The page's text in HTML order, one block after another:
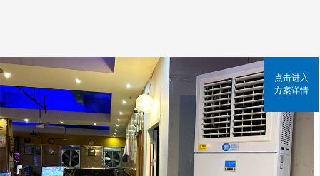
点击进入
方案详情